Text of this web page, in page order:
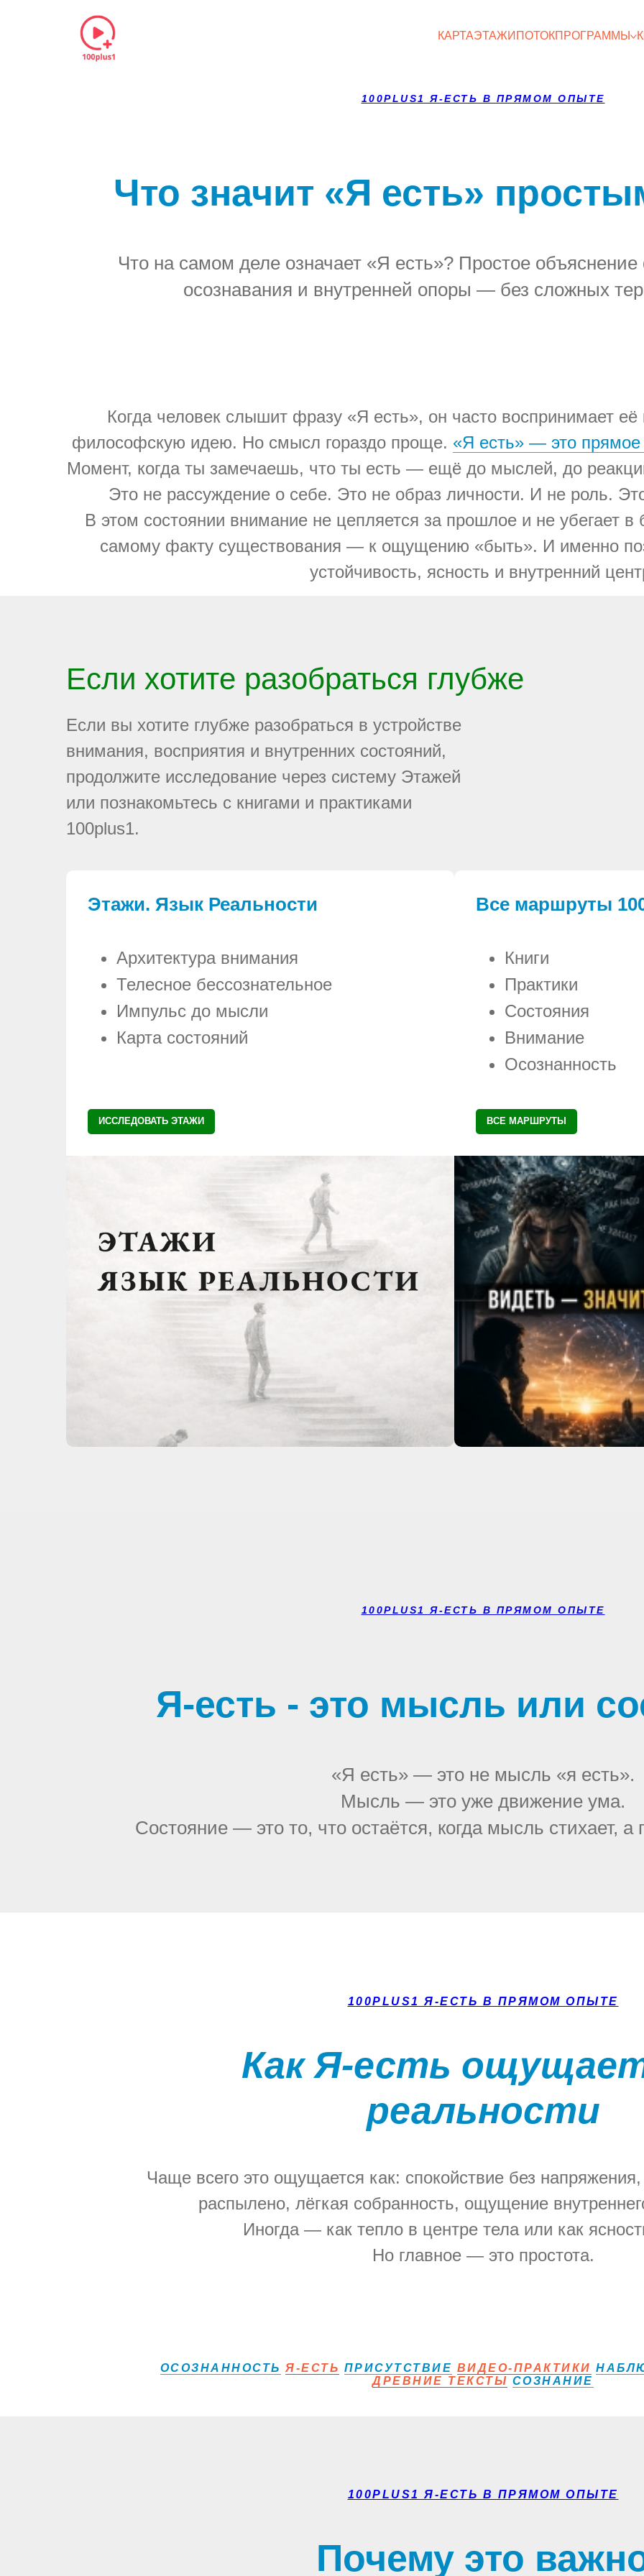
КАРТАЭТАЖИ ПОТОКПРОГРАММЫ
100PLUS1 Я-ЕСТЬ В ПРЯМОМ ОПЫТЕ
Что значит «Я есть»
Что на самом деле означает «Я есть»? Простое объяснение
осознавания и внутренней опоры — без сложных
Когда человек слышит фразу «Я есть», он часто воспринимает
философскую идею. Но смысл гораздо проще. «Я есть» — это
Момент, когда ты замечаешь, что ты есть — ещё до мыслей, до
Это не рассуждение о себе. Это не образ личности. И не роль.
В этом состоянии внимание не цепляется за прошлое и не убегает
самому факту существования — к ощущению «быть». И именно
устойчивость, ясность и внутренний
Если хотите разобраться глубже
Если вы хотите глубже разобраться в устройстве
внимания, восприятия и внутренних состояний,
продолжите исследование через систему Этажей
или познакомьтесь с книгами и практиками
100plus1.
Этажи. Язык Реальности
Архитектура внимания
Телесное бессознательное
Импульс до мысли
Карта состояний
ИССЛЕДОВАТЬ ЭТАЖИ
Все маршруты
Книги
Практики
Состояния
Внимание
Осознанность
ВСЕ МАРШРУТЫ
100PLUS1 Я-ЕСТЬ В ПРЯМОМ ОПЫТЕ
Я-есть - это мысль или
«Я есть» — это не мысль «я есть».
Мысль — это уже движение ума.
Состояние — это то, что остаётся, когда мысль стихает, а
100PLUS1 Я-ЕСТЬ В ПРЯМОМ ОПЫТЕ
Как Я-есть
реальности
Чаще всего это ощущается как: спокойствие без
распылено, лёгкая собранность, ощущение
Иногда — как тепло в центре тела или как
Но главное — это простота.
ОСОЗНАННОСТЬ Я-ЕСТЬ ПРИСУТСТВИЕ ВИДЕО-ПРАКТИКИ
ДРЕВНИЕ ТЕКСТЫ СОЗНАНИЕ
100PLUS1 Я-ЕСТЬ В ПРЯМОМ ОПЫТЕ
Почему это